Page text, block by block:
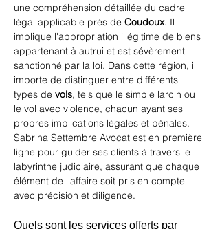
une compréhension détaillée du cadre
légal applicable près de Coudoux. Il
implique l'appropriation illégitime de biens
appartenant à autrui et est sévèrement
sanctionné par la loi. Dans cette région, il
importe de distinguer entre différents
types de vols, tels que le simple larcin ou
le vol avec violence, chacun ayant ses
propres implications légales et pénales.
Sabrina Settembre Avocat est en première
ligne pour guider ses clients à travers le
labyrinthe judiciaire, assurant que chaque
élément de l'affaire soit pris en compte
avec précision et diligence.
Quels sont les services offerts par